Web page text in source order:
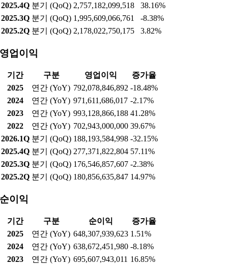
2025.4Q 분기 (QoQ) 2,757,182,099,518
38.16%
2025.3Q 분기 (QoQ) 1,995,609,066,761
-8.38%
2025.2Q 분기 (QoQ) 2,178,022,750,175 3.82%
영업이익
기간 구분 영업이익
증가율
2025
연간 (YoY) 792,078,846,892 -18.48%
2024
연간 (YoY) 971,611,686,017 -2.17%
2023
연간 (YoY) 993,128,866,188 41.28%
2022
연간 (YoY) 702,943,000,000 39.67%
2026.1Q 분기 (QoQ) 188,193,584,998 -32.15%
2025.4Q 분기 (QoQ) 277,371,822,804 57.11%
2025.3Q 분기 (QoQ) 176,546,857,607 -2.38%
2025.2Q 분기 (QoQ) 180,856,635,847 14.97%
순이익
기간 구분 순이익
증가율
2025
연간 (YoY) 648,307,939,623 1.51%
2024
연간 (YoY) 638,672,451,980 -8.18%
2023
연간 (YoY) 695,607,943,011 16.85%